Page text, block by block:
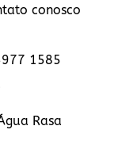
conosco
1585
Rasa